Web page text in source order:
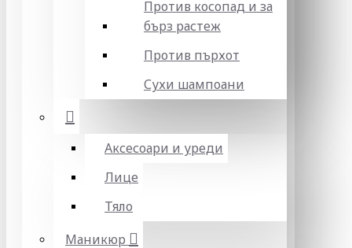
Против косопад и за
бърз растеж
Против пърхот
Сухи шампоани
Аксесоари и уреди
Лице
Тяло
Маникюр